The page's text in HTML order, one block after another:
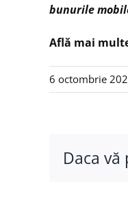
bunurile
Află mai
6 octombrie
Daca